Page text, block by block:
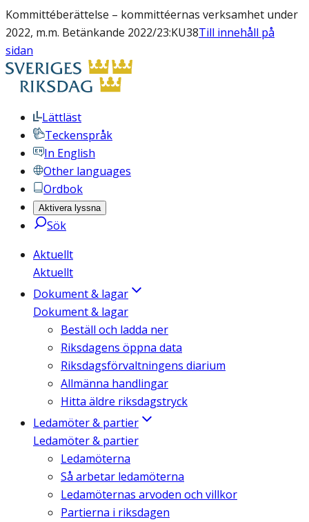
Kommittéberättelse – kommittéernas verksamhet under
2022, m.m. Betänkande 2022/23:KU38Till innehåll på
sidan
Lättläst
Teckenspråk
In English
Other languages
Ordbok
Aktivera lyssna
Sök
Aktuellt
Aktuellt
Dokument & lagar
Dokument & lagar
Beställ och ladda ner
Riksdagens öppna data
Riksdagsförvaltningens diarium
Allmänna handlingar
Hitta äldre riksdagstryck
Ledamöter & partier
Ledamöter & partier
Ledamöterna
Så arbetar ledamöterna
Ledamöternas arvoden och villkor
Partierna i riksdagen